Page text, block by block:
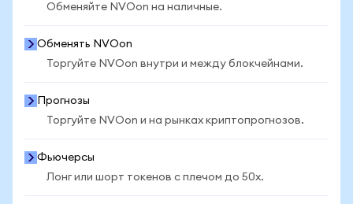
Обменяйте NVOon на наличные.
Обменять NVOon
Торгуйте NVOon внутри и между блокчейнами.
Прогнозы
Торгуйте NVOon и на рынках криптопрогнозов.
Фьючерсы
Лонг или шорт токенов с плечом до 50x.